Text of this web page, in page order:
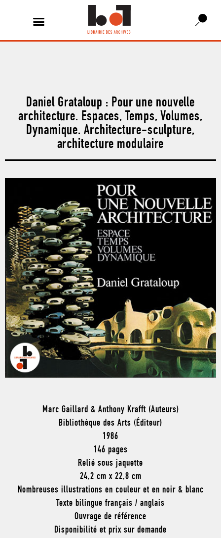
Daniel Grataloup : Pour une nouvelle
architecture. Espaces, Temps, Volumes,
Dynamique. Architecture-sculpture,
architecture modulaire
Marc Gaillard & Anthony Krafft (Auteurs)
Bibliothèque des Arts (Éditeur)
1986
146 pages
Relié sous jaquette
24,2 cm x 22,8 cm
Nombreuses illustrations en couleur et en noir & blanc
Texte bilingue français / anglais
Ouvrage de référence
Disponibilité et prix sur demande